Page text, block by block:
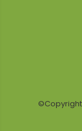
©Copyright